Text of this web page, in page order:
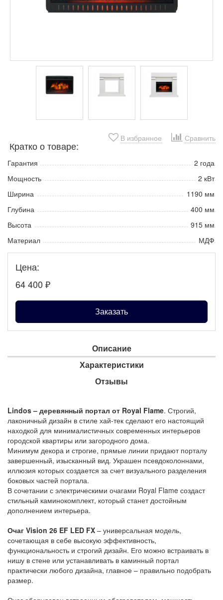
В избранное Сравнить
Кратко о товаре:
Гарантия
2 года
Мощность
2 кВт
Ширина
1190 мм
Глубина
400 мм
Высота
915 мм
Материал
МДФ
Цена:
64 400 ₽
Заказать
Описание
Характеристики
Отзывы
Lindos – деревянный портал от Royal Flame. Строгий,
лаконичный дизайн в стиле хай-тек сделают его настоящий
находкой для минималистичных современных интерьеров
городской квартиры или загородного дома.
Минимум декора и строгие, прямые линии придают порталу
завершенный, изысканный вид. Украшен псевдоколоннами,
иллюзия которых создается за счет визуального разделения
боковых частей портала.
В сочетании с электрическими очагами Royal Flame создаст
стильный каминокомплект, который станет достойным
дополнением интерьера.
Очаг Vision 26 EF LED FX – универсальная модель,
сочетающая в себе высокую эффективность,
функциональность и строгий дизайн. Его можно встраивать в
нишу в стене или устанавливать в каминный портал
практически любого дизайна, главное – правильно подобрать
размер.